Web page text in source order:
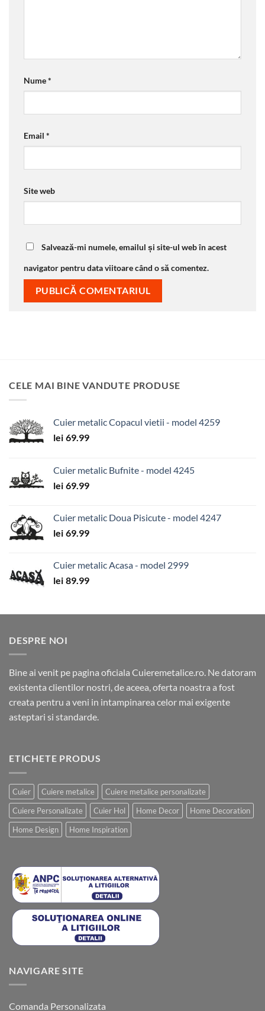
Nume*
Email *
Site web
Salvează-mi numele, emailul și site-ul web în acest
navigator pentru data viitoare când o să comentez.
CELE MAI BINE VANDUTE PRODUSE
Cuier metalic Copacul vietii - model 4259
lei 69.99
Cuier metalic Bufnite - model 4245
lei 69.99
Cuier metalic Doua Pisicute - model 4247
lei 69.99
Cuier metalic Acasa - model 2999
lei 89.99
DESPRE NOI
Bine ai venit pe pagina oficiala Cuieremetalice.ro. Ne datoram
existenta clientilor nostri, de aceea, oferta noastra a fost
creata pentru a veni in intampinarea celor mai exigente
asteptari si standarde.
ETICHETE PRODUS
Cuier Cuiere metalice
Cuiere metalice personalizate
Cuiere Personalizate
Cuier Hol Home Decor
Home Decoration
Home Design
Home Inspiration
NAVIGARE SITE
Comanda Personalizata